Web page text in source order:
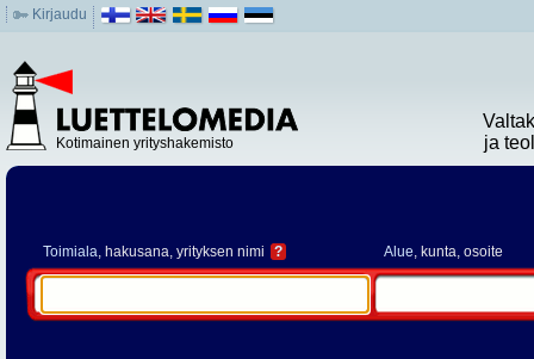
Kirjaudu
Kotimainen yrityshakemisto
ja
Toimiala, hakusana, yrityksen nimi ? Alue, kunta, osoite